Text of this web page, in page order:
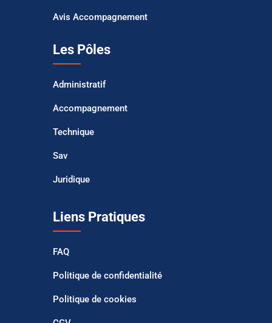
Avis Accompagnement
Les Pôles
Administratif
Accompagnement
Technique
Sav
Juridique
Liens Pratiques
FAQ
Politique de confidentialité
Politique de cookies